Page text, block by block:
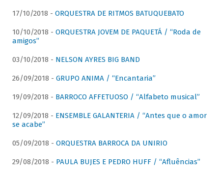
17/10/2018 - ORQUESTRA DE RITMOS BATUQUEBATO
10/10/2018 - ORQUESTRA JOVEM DE PAQUETÁ / “Roda de
amigos”
03/10/2018 - NELSON AYRES BIG BAND
26/09/2018 - GRUPO ANIMA / “Encantaria”
19/09/2018 - BARROCO AFFETUOSO / “Alfabeto musical”
12/09/2018 - ENSEMBLE GALANTERIA / “Antes que o amor
se acabe”
05/09/2018 - ORQUESTRA BARROCA DA UNIRIO
29/08/2018 - PAULA BUJES E PEDRO HUFF / “Afluências”